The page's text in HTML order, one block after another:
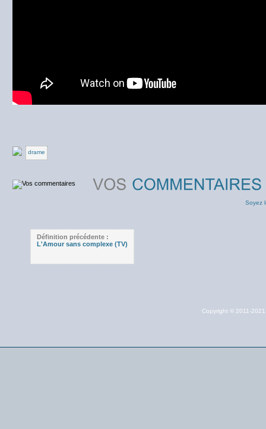
drame
Soyez
Définition précédente :
L'Amour sans complexe (TV)
Copyright © 2011-